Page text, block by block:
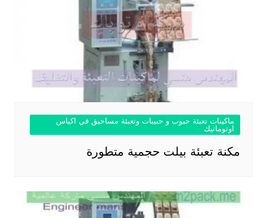
ماكينات تعبئة حبوب و حبيبات وتعبئة مساحيق في اكياس
اوتوماتيك
مكنة تعبئة بيلت حجمية متطورة